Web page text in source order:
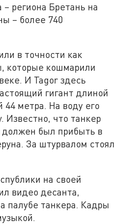
– региона Бретань на
– более 740
в точности как
которые кошмарили
И Tagor здесь
гигант длиной
метра. На воду его
Известно, что танкер
был прибыть в
За штурвалом стоял
на своей
видео десанта,
палубе танкера. Кадры